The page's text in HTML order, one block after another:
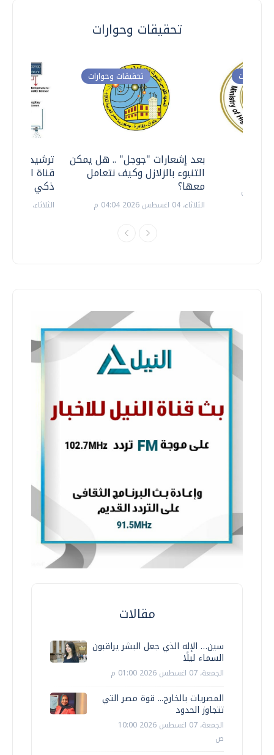
تحقيقات وحوارات
ترشيدا
قناة
ذكي
الثلاثاء، 14 يوليو 2026 06:11 م
تحقيقات وحوارات
بعد إشعارات "جوجل" .. هل يمكن
التنبوء بالزلازل وكيف نتعامل
معها؟
الثلاثاء، 04 اغسطس 2026 04:04 م
وحوارات
مقالات
سين… الإله الذي جعل البشر يراقبون
السماء ليلًا
الجمعة، 07 اغسطس 2026 01:00 م
المصريات بالخارج... قوة مصر التي
تتجاوز الحدود
الجمعة، 07 اغسطس 2026 10:00
ص